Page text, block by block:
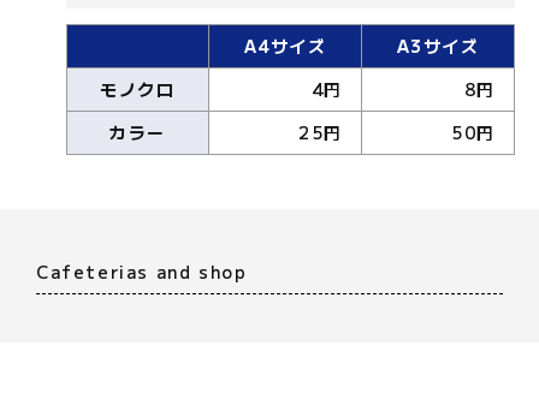
A4サイズ
A3サイズ
モノクロ
4円
8円
カラー
25円 50円
Cafeterias and shop